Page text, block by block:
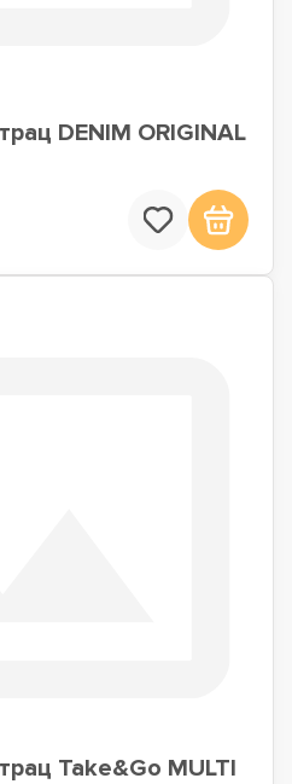
DENIM ORIGINAL
Take&Go MULTI